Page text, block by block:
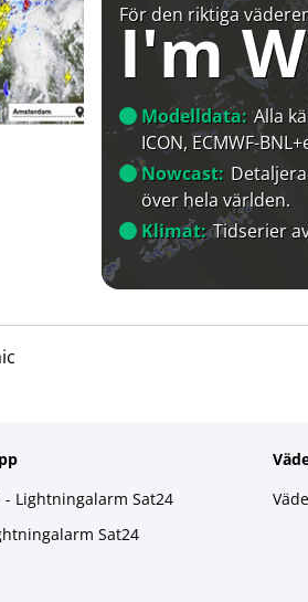
För den riktiga
I'm
Modelldata: Alla
ICON, ECMWF-
Nowcast:
över hela världen.
Klimat: Tidserier
Lightningalarm Sat24
Sat24